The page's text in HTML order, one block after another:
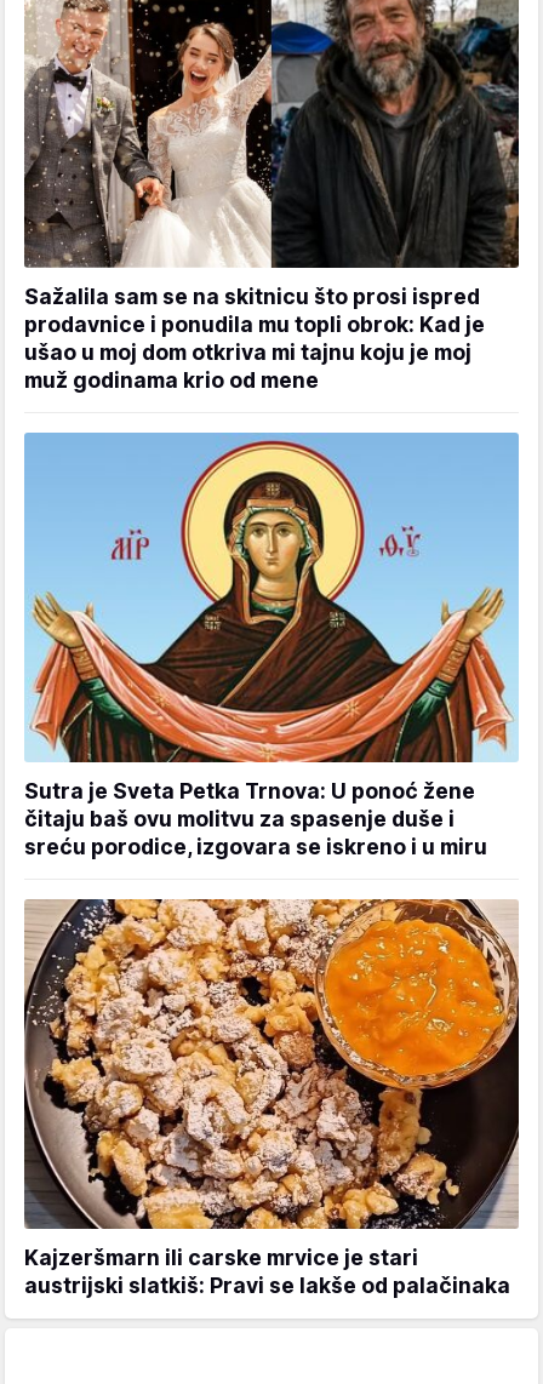
Sažalila sam se na skitnicu što prosi ispred
prodavnice i ponudila mu topli obrok: Kad je
ušao u moj dom otkriva mi tajnu koju je moj
muž godinama krio od mene
Sutra je Sveta Petka Trnova: U ponoć žene
čitaju baš ovu molitvu za spasenje duše i
sreću porodice, izgovara se iskreno i u miru
Kajzeršmarn ili carske mrvice je stari
austrijski slatkiš: Pravi se lakše od palačinaka